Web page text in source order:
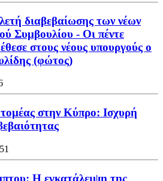
διαβεβαίωσης των νέων
Συμβουλίου - Οι πέντε
στους νέους υπουργούς ο
(φώτος)
στην Κύπρο: Ισχυρή
Η εγκατάλειψη της